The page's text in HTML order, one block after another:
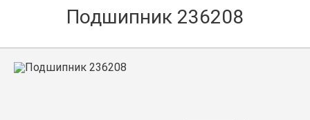
ОптовикамПодшипник 236208